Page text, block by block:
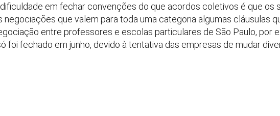
em fechar convenções do que acordos coletivos é que os
que valem para toda uma categoria algumas cláusulas
entre professores e escolas particulares de São Paulo, por
foi fechado em junho, devido à tentativa das empresas de mudar